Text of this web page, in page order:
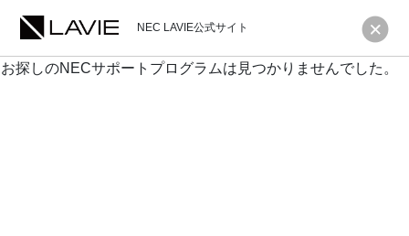
NEC LAVIE公式サイト
お探しのNECサポートプログラムは見つかりませんでした。